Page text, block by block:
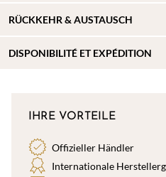
RÜCKKEHR & AUSTAUSCH
DISPONIBILITÉ ET EXPÉDITION
IHRE VORTEILE
Offizieller Händler
Internationale